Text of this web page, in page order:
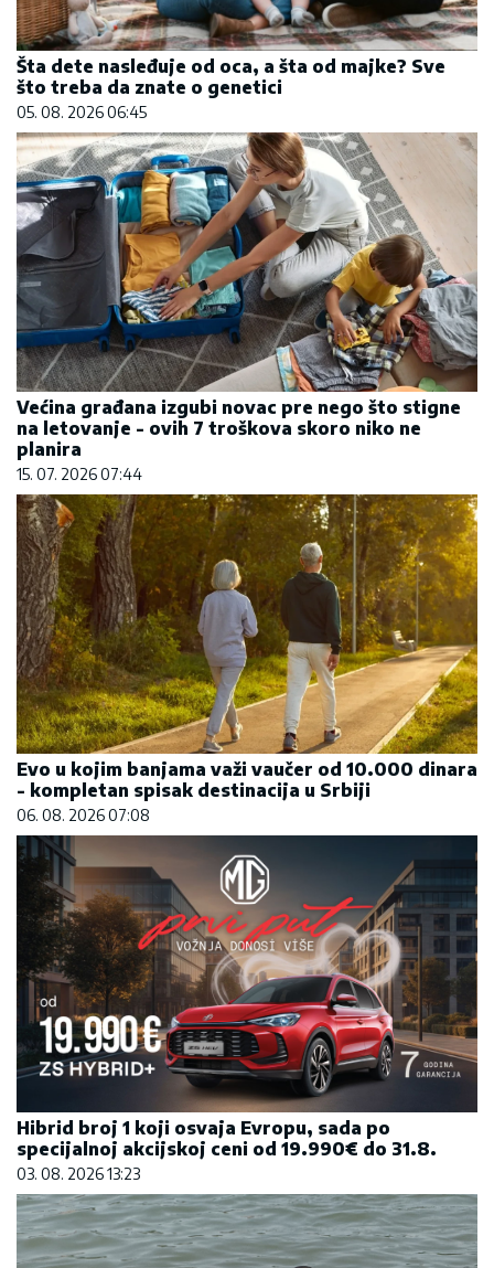
Šta dete nasleđuje od oca, a šta od majke? Sve
što treba da znate o genetici
05. 08. 2026 06:45
Većina građana izgubi novac pre nego što stigne
na letovanje - ovih 7 troškova skoro niko ne
planira
15. 07. 2026 07:44
Evo u kojim banjama važi vaučer od 10.000 dinara
- kompletan spisak destinacija u Srbiji
06. 08. 2026 07:08
Hibrid broj 1 koji osvaja Evropu, sada po
specijalnoj akcijskoj ceni od 19.990€ do 31.8.
03. 08. 2026 13:23